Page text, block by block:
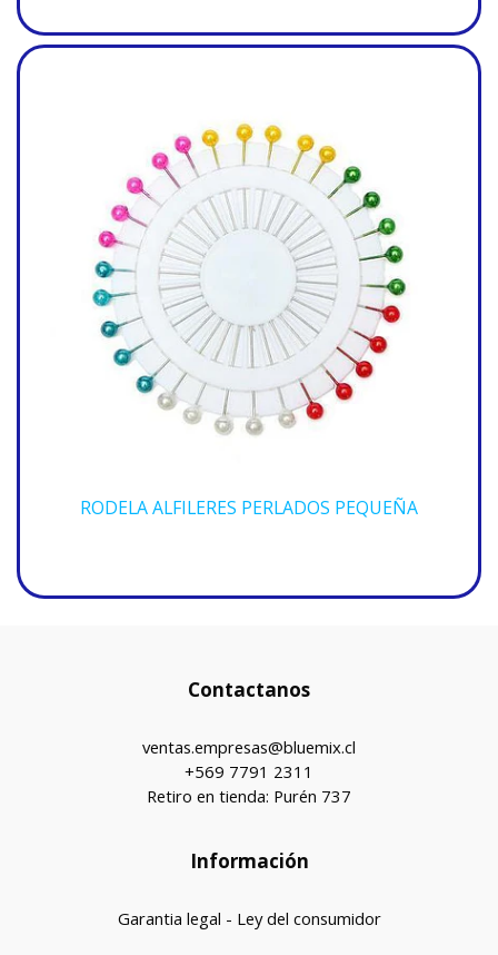
RODELA ALFILERES PERLADOS PEQUEÑA
Contactanos
ventas.empresas@bluemix.cl
+569 7791 2311
Retiro en tienda: Purén 737
Información
Garantia legal - Ley del consumidor